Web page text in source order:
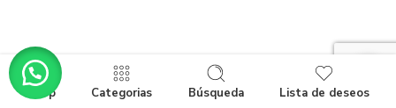
Shop Categorias Búsqueda Lista de deseos